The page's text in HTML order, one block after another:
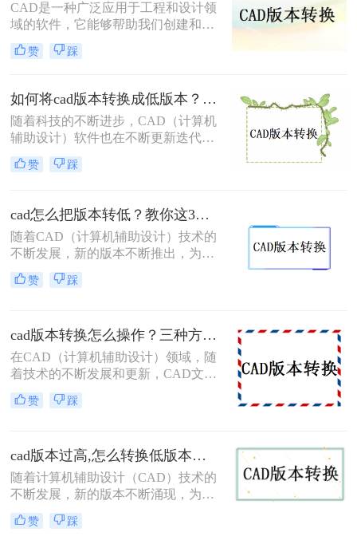
本呢？本文将为您介绍三种将CAD版
本转换成低版本的实用方法，帮助您
解决版本不兼容的问题。
CAD是一种广泛应用于工程和设计领
域的软件，它能够帮助我们创建和修
改图形。在使用CAD软件的过程中，
经常会遇到需要将文件转换到低版本
cad如何转低版本呢？本文将详细介绍
CAD转换到低版本的方法和注意事
项。
赞 踩
如何将cad版本转换成低版本？教你三个小妙招轻松搞定！
随着科技的不断进步，CAD（计算机
辅助设计）软件也在不断更新迭代，
功能越来越强大，界面越来越友好。
然而，有时候我们会遇到一些问题，
版本的CAD软件中打开或编辑，这时
候就需要将高版本的CAD文件转换成
低版本。那么如何将cad版本转换成低
版本呢？本文将介绍几种将CAD版本
转换成低版本的方法。
赞 踩
cad怎么把版本转低？教你这3种简单的转换方法！
随着CAD（计算机辅助设计）技术的
不断发展，新的版本不断推出，为用
户提供了更多功能和优化。然而，有
时我们需要将高版本的CAD文件转换
把版本转低呢？本文将介绍几种将高
版本CAD文件转换为低版本的方法。
赞 踩
cad版本转换怎么操作？三种方法助你轻松应对！
在CAD（计算机辅助设计）领域，随
着技术的不断发展和更新，CAD文件
的版本转换成为了一个常见的需求。
为了满足不同软件版本、不同平台或
法。那么cad版本转换怎么操作呢？本
文将为您介绍三种常用的CAD版本转
换方法，包括使用原CAD软件、第三
赞 踩
cad版本过高,怎么转换低版本？这二个方法简单好操作！
随着计算机辅助设计（CAD）技术的
不断发展，新的版本不断涌现，为设
计师提供了更丰富的功能和更好的体
验。然而，有时候我们可能会遇到需
赞 踩